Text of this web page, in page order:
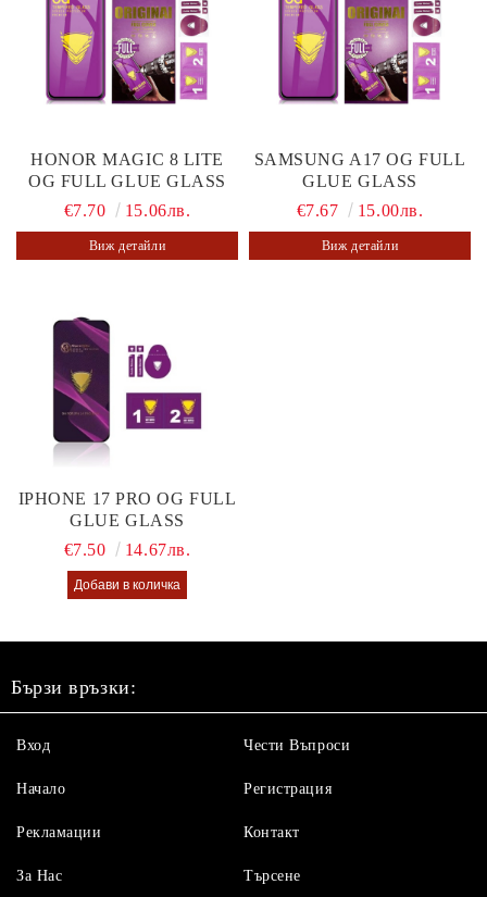
HONOR MAGIC 8 LITE
OG FULL GLUE GLASS
€7.70
15.06лв.
Виж детайли
SAMSUNG A17 OG FULL
GLUE GLASS
€7.67
15.00лв.
Виж детайли
IPHONE 17 PRO OG FULL
GLUE GLASS
€7.50
14.67лв.
Бързи връзки:
Вход
Начало
Рекламации
За Нас
Чести Въпроси
Регистрация
Контакт
Търсене